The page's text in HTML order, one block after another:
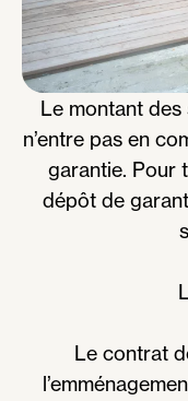
Le montant
n’entre pas en
garantie. Pour
dépôt de
Le contrat